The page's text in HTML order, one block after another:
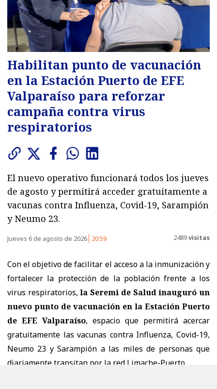
Habilitan punto de vacunación
en la Estación Puerto de EFE
Valparaíso para reforzar
campaña contra virus
respiratorios
El nuevo operativo funcionará todos los jueves
de agosto y permitirá acceder gratuitamente a
vacunas contra Influenza, Covid-19, Sarampión
y Neumo 23.
Jueves 6 de agosto de 2026 20:59 2489visitas
Con el objetivo de facilitar el acceso a la inmunización y
fortalecer la protección de la población frente a los
virus respiratorios, la Seremi de Salud inauguró un
nuevo punto de vacunación en la Estación Puerto
de EFE Valparaíso, espacio que permitirá acercar
gratuitamente las vacunas contra Influenza, Covid-19,
Neumo 23 y Sarampión a las miles de personas que
diariamente transitan por la red Limache-Puerto.